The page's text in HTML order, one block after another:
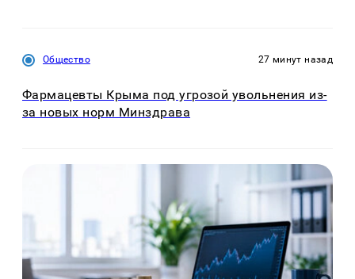
Общество 27 минут назад
Фармацевты Крыма под угрозой увольнения из-
за новых норм Минздрава